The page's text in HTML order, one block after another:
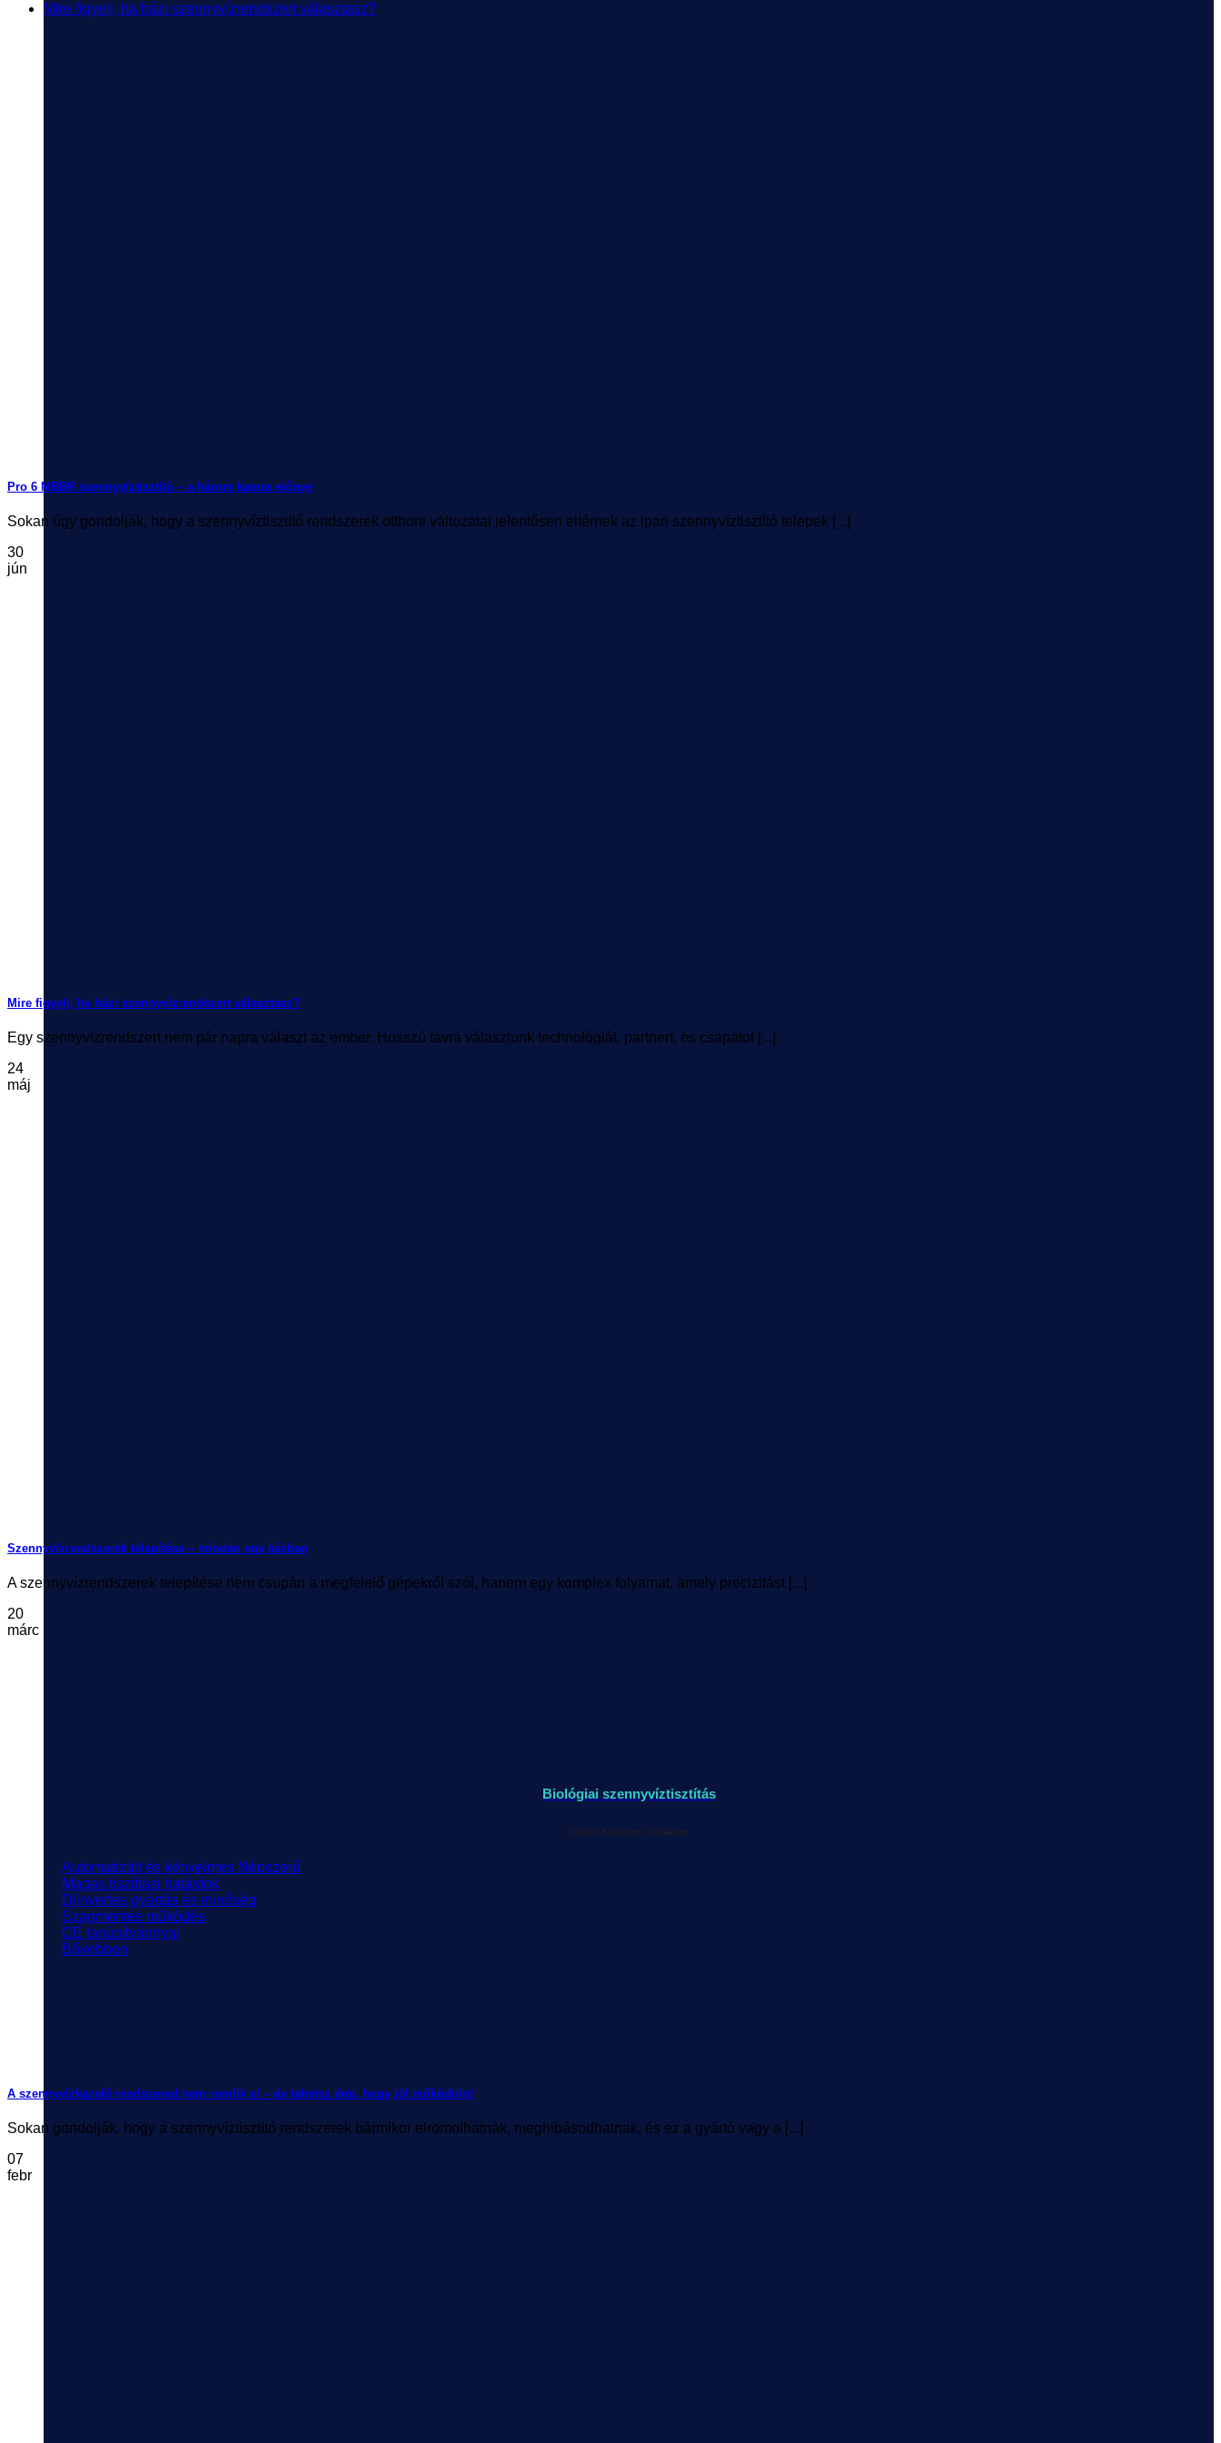
Biológiai szennyvíztisztítás
Családi házakhoz, irodákhoz
Automatizált és kényelmes
Magas tisztítási hatásfok
Díjnyertes gyártás és minőség
Szagmentes működés
CE tanúsítvánnyal
Bővebben
Mire figyelj, ha házi szennyvízrendszert választasz?
Pro 6 MBBR szennyvíztisztító – a három kamra előnye
Sokan úgy gondolják, hogy a szennyvíztisztító rendszerek otthoni változatai jelentősen eltérnek az ipari szennyvíztisztító telepek [...]
30
jún
Mire figyelj, ha házi szennyvízrendszert választasz?
Egy szennyvízrendszert nem pár napra választ az ember. Hosszú távra választunk technológiát, partnert, és csapatot [...]
24
máj
Szennyvízrendszerek telepítése – minden egy kézben
A szennyvízrendszerek telepítése nem csupán a megfelelő gépekről szól, hanem egy komplex folyamat, amely precizitást [...]
20
márc
A szennyvízkezelő rendszered nem romlik el – de tehetsz érte, hogy jól működjön!
Sokan gondolják, hogy a szennyvíztisztító rendszerek bármikor elromolhatnak, meghibásodhatnak, és ez a gyártó vagy a [...]
07
febr